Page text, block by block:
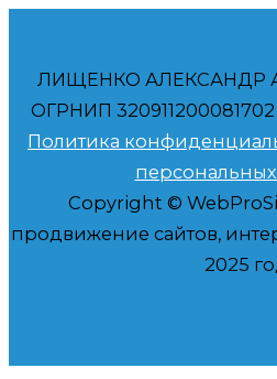
ЛИЩЕНКО АЛЕКСАНДР
ОГРНИП 320911200081702
Политика
Copyright ©
продвижение сайтов,
2025